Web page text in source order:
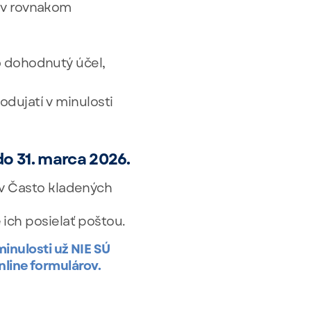
rovnakom
dohodnutý účel,
v minulosti
31. marca 2026.
Často kladených
ich posielať poštou.
už NIE SÚ
formulárov.